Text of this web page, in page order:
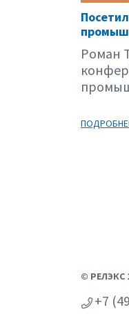
Роман
© РЕЛЭКС
+7